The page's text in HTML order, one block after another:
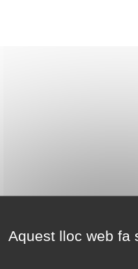
Aquest lloc web fa